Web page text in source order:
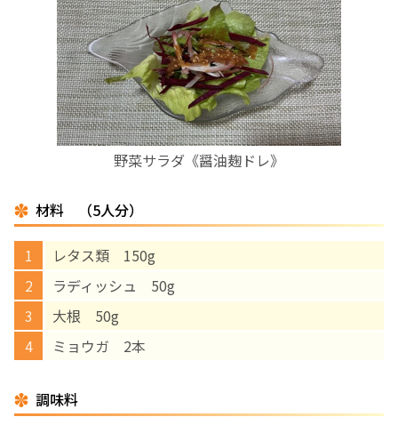
野菜サラダ《醤油麹ドレ》
材料 （5人分）
レタス類 150g
ラディッシュ 50g
大根 50g
ミョウガ 2本
調味料
お産について
親と子の結びつき支援
母乳育児
その他の診療内容
‘さんルーム’ でさまざまな講座・クラス
遠方にお住まいで当院での出産を希望される方へ